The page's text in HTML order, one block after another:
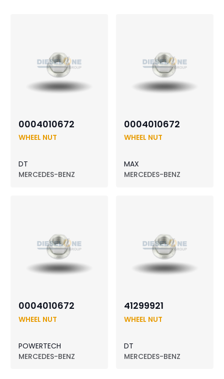
0004010672
WHEEL NUT
DT
MERCEDES-BENZ
0004010672
WHEEL NUT
MAX
MERCEDES-BENZ
0004010672
WHEEL NUT
POWERTECH
MERCEDES-BENZ
41299921
WHEEL NUT
DT
MERCEDES-BENZ